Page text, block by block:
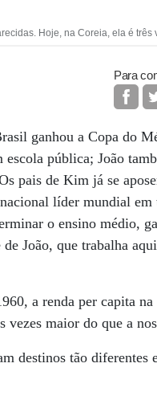
Hoje, na Coreia, ela é três
Para
ganhou a Copa do
escola pública; João
pais de Kim já se
líder mundial
o ensino médio,
João, que trabalha
a renda per capita na
maior do que a
destinos tão diferentes